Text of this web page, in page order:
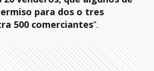
para dos o tres
500 comerciantes”.